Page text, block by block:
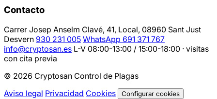
Contacto
Carrer Josep Anselm Clavé, 41, Local, 08960 Sant Just
Desvern 930 231 005 WhatsApp 691 371 767
info@cryptosan.es L-V 08:00-13:00 / 15:00-18:00 · visitas
con cita previa
© 2026 Cryptosan Control de Plagas
Aviso legal Privacidad Cookies Configurar cookies